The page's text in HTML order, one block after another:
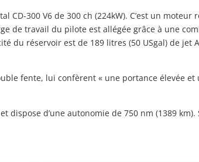
300 V6 de 300 ch (224kW). C’est un
de travail du pilote est allégée grâce à une
du réservoir est de 189 litres (50 USgal) de jet
fente, lui confèrent « une portance élevée
dispose d’une autonomie de 750 nm (1389